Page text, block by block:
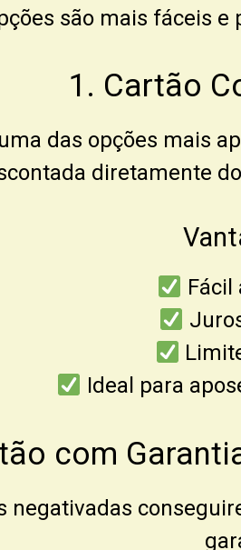
são mais fáceis
1. Cartão
das opções mais
diretamente
Fácil
Ideal para
com
negativadas